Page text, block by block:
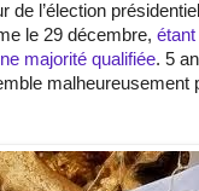
de l’élection
le 29 décembre, étant
majorité qualifiée. 5
malheureusement